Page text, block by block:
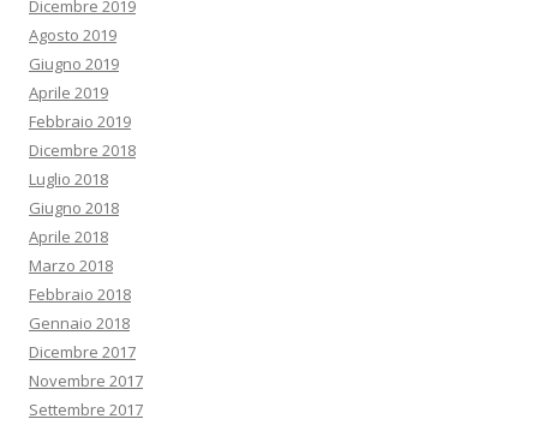
Dicembre 2019
Agosto 2019
Giugno 2019
Aprile 2019
Febbraio 2019
Dicembre 2018
Luglio 2018
Giugno 2018
Aprile 2018
Marzo 2018
Febbraio 2018
Gennaio 2018
Dicembre 2017
Novembre 2017
Settembre 2017